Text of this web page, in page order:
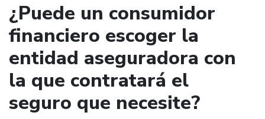
¿Puede un consumidor
financiero escoger la
entidad aseguradora con
la que contratará el
seguro que necesite?